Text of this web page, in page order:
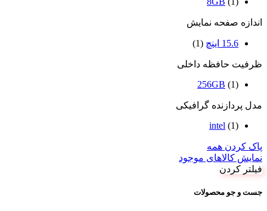
اندازه صفحه نمایش
15.6 اینچ (1)
ظرفیت حافظه داخلی
256GB (1)
مدل پردازنده گرافیکی
intel (1)
پاک کردن همه
نمایش کالاهای موجود
فیلتر کردن
جست و جو محصولات